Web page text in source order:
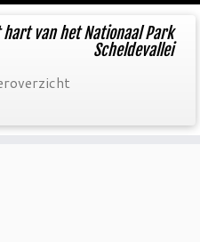
van het Nationaal Park
Scheldevallei